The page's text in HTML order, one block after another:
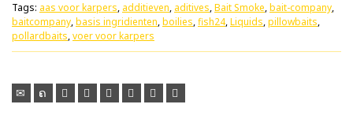
Tags: aas voor karpers, additieven, aditives,Bait Smoke,bait-company,
baitcompany,basis ingridienten,boilies,fish24,Liquids,pillowbaits,
pollardbaits,voer voor karpers